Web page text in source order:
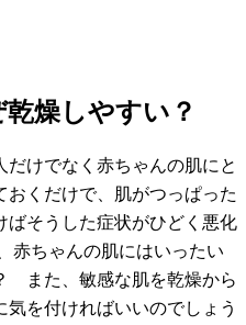
燥しやすい？
けでなく赤ちゃんの肌にと
おくだけで、肌がつっぱった
そうした症状がひどく悪化
赤ちゃんの肌にはいったい
また、敏感な肌を乾燥から
を付ければいいのでしょう